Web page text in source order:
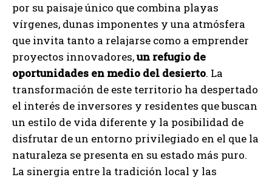
por su paisaje único que combina playas
vírgenes, dunas imponentes y una atmósfera
que invita tanto a relajarse como a emprender
proyectos innovadores,un refugio de
oportunidades en medio del desierto. La
transformación de este territorio ha despertado
el interés de inversores y residentes que buscan
un estilo de vida diferente y la posibilidad de
disfrutar de un entorno privilegiado en el que la
naturaleza se presenta en su estado más puro.
La sinergia entre la tradición local y las